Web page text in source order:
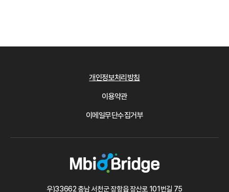
개인정보처리방침
이용약관
이메일무단수집거부
우)33662 충남 서천군 장항읍 장산로 101번길 75